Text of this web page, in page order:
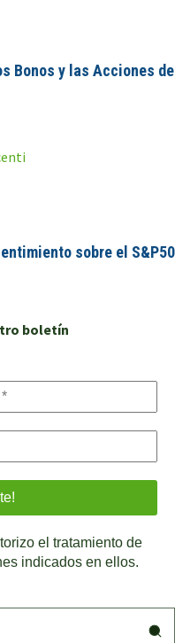
y las Acciones de
sobre el
boletín
el tratamiento de
indicados en ellos.